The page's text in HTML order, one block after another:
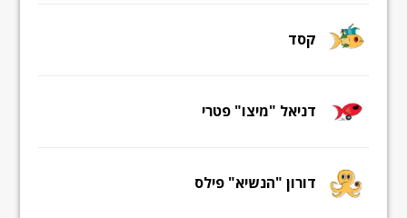
קסד
דניאל "מיצו" פטרי
דורון "הנשיא" פילס